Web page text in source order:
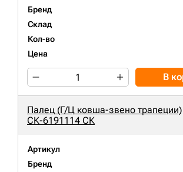
Бренд
Склад
Кол-во
Цена
В
Палец (Г/Ц ковша-звено трапеции)
СК-6191114 СК
Артикул
Бренд